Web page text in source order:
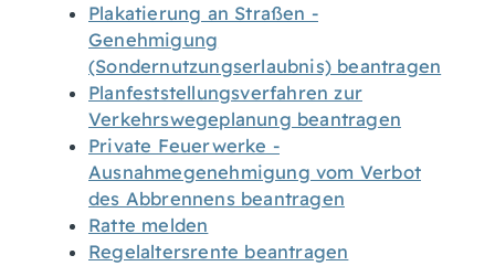
Plakatierung an Straßen -
Genehmigung
(Sondernutzungserlaubnis) beantragen
Planfeststellungsverfahren zur
Verkehrswegeplanung beantragen
Private Feuerwerke -
Ausnahmegenehmigung vom Verbot
des Abbrennens beantragen
Ratte melden
Regelaltersrente beantragen